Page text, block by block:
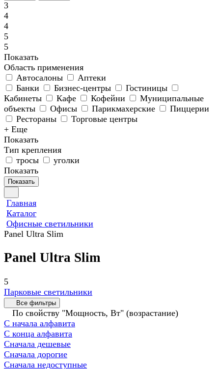
3
4
4
5
5
Показать
Область применения
Автосалоны
Аптеки
Банки
Бизнес-центры
Гостиницы
Кабинеты
Кафе Кофейни
Муниципальные
объекты
Офисы Парикмахерские
Пиццерии
Рестораны
Торговые центры
+ Еще
Показать
Тип крепления
тросы
уголки
Показать
Показать
Главная
Каталог
Офисные светильники
Panel Ultra Slim
Panel Ultra Slim
5
Парковые светильники
Все фильтры
По свойству "Мощность, Вт" (возрастание)
С начала алфавита
С конца алфавита
Сначала дешевые
Сначала дорогие
Сначала недоступные